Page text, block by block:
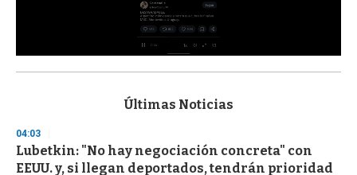
s
d
s
o
Últimas Noticias
04:03
Lubetkin: "No hay negociación concreta" con
EEUU. y, si llegan deportados, tendrán prioridad